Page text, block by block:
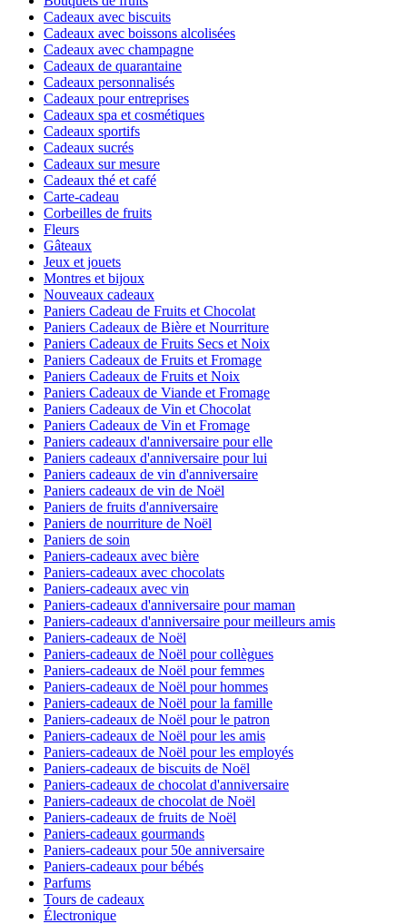
Cadeaux avec biscuits
Cadeaux avec boissons alcolisées
Cadeaux avec champagne
Cadeaux de quarantaine
Cadeaux personnalisés
Cadeaux pour entreprises
Cadeaux spa et cosmétiques
Cadeaux sportifs
Cadeaux sucrés
Cadeaux sur mesure
Cadeaux thé et café
Carte-cadeau
Corbeilles de fruits
Fleurs
Gâteaux
Jeux et jouets
Montres et bijoux
Nouveaux cadeaux
Paniers Cadeau de Fruits et Chocolat
Paniers Cadeaux de Bière et Nourriture
Paniers Cadeaux de Fruits Secs et Noix
Paniers Cadeaux de Fruits et Fromage
Paniers Cadeaux de Fruits et Noix
Paniers Cadeaux de Viande et Fromage
Paniers Cadeaux de Vin et Chocolat
Paniers Cadeaux de Vin et Fromage
Paniers cadeaux d'anniversaire pour elle
Paniers cadeaux d'anniversaire pour lui
Paniers cadeaux de vin d'anniversaire
Paniers cadeaux de vin de Noël
Paniers de fruits d'anniversaire
Paniers de nourriture de Noël
Paniers de soin
Paniers-cadeaux avec bière
Paniers-cadeaux avec chocolats
Paniers-cadeaux avec vin
Paniers-cadeaux d'anniversaire pour maman
Paniers-cadeaux d'anniversaire pour meilleurs amis
Paniers-cadeaux de Noël
Paniers-cadeaux de Noël pour collègues
Paniers-cadeaux de Noël pour femmes
Paniers-cadeaux de Noël pour hommes
Paniers-cadeaux de Noël pour la famille
Paniers-cadeaux de Noël pour le patron
Paniers-cadeaux de Noël pour les amis
Paniers-cadeaux de Noël pour les employés
Paniers-cadeaux de biscuits de Noël
Paniers-cadeaux de chocolat d'anniversaire
Paniers-cadeaux de chocolat de Noël
Paniers-cadeaux de fruits de Noël
Paniers-cadeaux gourmands
Paniers-cadeaux pour 50e anniversaire
Paniers-cadeaux pour bébés
Parfums
Tours de cadeaux
Électronique